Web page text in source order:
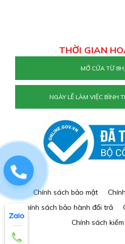
THỜI GIAN
MỞ CỬA TỪ
NGÀY LỄ LÀM VIỆC BÌNH
Chính sách bảo mật
Chính sách bảo hành đổi trả
Chính sách
0829884477